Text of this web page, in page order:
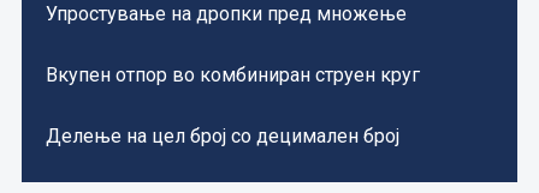
Упростување на дропки пред множење
Вкупен отпор во комбиниран струен круг
Делење на цел број со децимален број